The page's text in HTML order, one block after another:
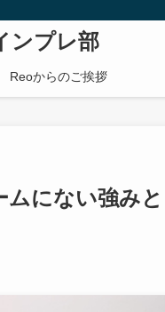
ンプレ部
Reoからのご挨拶
にない強みと